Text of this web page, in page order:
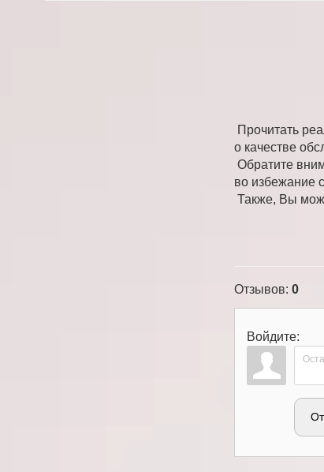
Прочитать
о качестве
Обратите
во избежание
Также, Вы
Отзывов: 0
Войдите: